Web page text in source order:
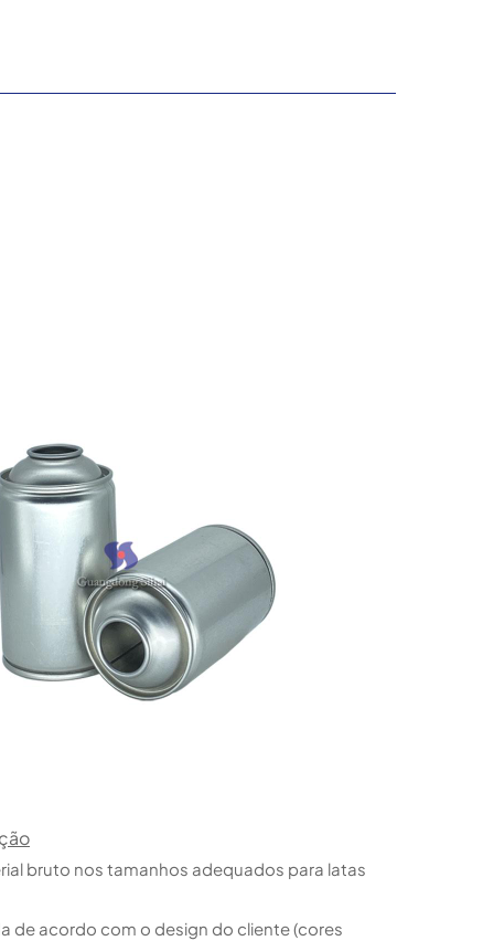
bruto nos tamanhos adequados para latas
de acordo com o design do cliente (cores